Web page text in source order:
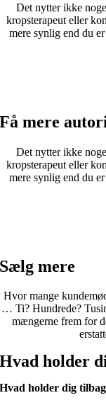
Det nytter ikke
kropsterapeut eller
mere synlig end du
Få mere
Det nytter ikke
kropsterapeut eller
mere synlig end du
Sælg mere
Hvor mange
… Ti? Hundrede?
mængerne frem for
Hvad holder
Hvad holder dig